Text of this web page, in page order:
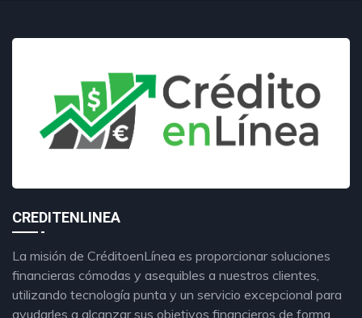
CREDITENLINEA
La misión de CréditoenLínea es proporcionar soluciones
financieras cómodas y asequibles a nuestros clientes,
utilizando tecnología punta y un servicio excepcional para
ayudarles a alcanzar sus objetivos financieros de forma